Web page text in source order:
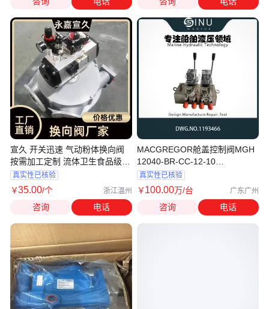
宣久 开关迅速 气动粉体换向阀
按需加工定制 流体卫生食品级球
阀
真实性已核验
￥35.00/个 浙江温州
咨询 电话
MACGREGOR舱盖控制阀MGH
12040-BR-CC-12-10
DWG.NO.1193466
真实性已核验
￥100.00万/台 广东广州
咨询 电话